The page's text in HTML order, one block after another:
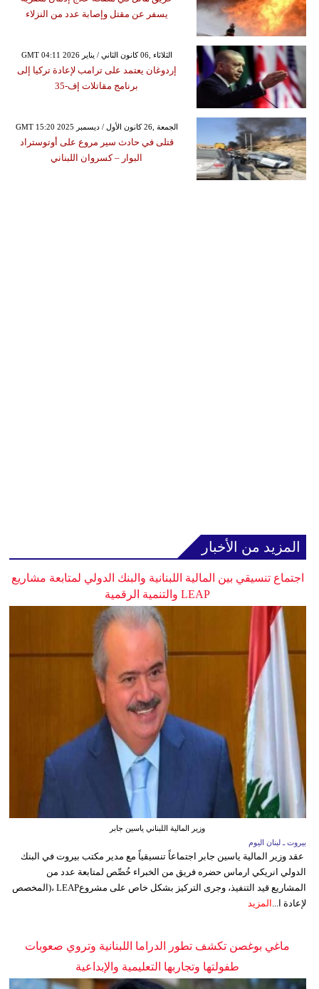
يسفر عن مقتل وإصابة عدد من النزلاء
GMT 04:11 2026 الثلاثاء ,06 كانون الثاني / يناير
إردوغان يعتمد على ترامب لإعادة تركيا إلى
برنامج مقاتلات إف-35
GMT 15:20 2025 الجمعة ,26 كانون الأول / ديسمبر
قتلى في حادث سير مروع على أوتوستراد
البوار – كسروان اللبناني
المزيد من الأخبار
اجتماع تنسيقي بين المالية اللبنانية والبنك الدولي لمتابعة مشاريع
LEAP والتنمية الرقمية
وزير المالية اللبناني ياسين جابر
بيروت ـ لبنان اليوم
عقد وزير المالية ياسين جابر اجتماعاً تنسيقياً مع مدير مكتب بيروت في البنك
الدولي انريكي ارماس حضره فريق من الخبراء خُصِّص لمتابعة عدد من
المشاريع قيد التنفيذ، وجرى التركيز بشكل خاص على مشروعLEAP ،(المخصص
لإعادة ا... المزيد
ماغي بوغصن تكشف تطور الدراما اللبنانية وتروي صعوبات
طفولتها وتجاربها التعليمية والإبداعية